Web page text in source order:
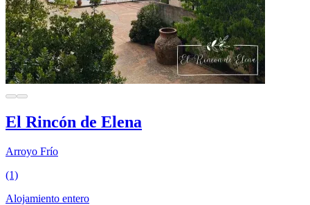
El Rincón de Elena
Arroyo Frío
(1)
Alojamiento entero